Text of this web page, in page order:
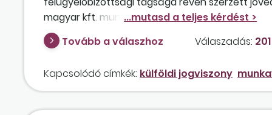
magyar kft. munkaviszonyban álló ügyvezetője,
Tovább a válaszhoz
Válaszadás:
Kapcsolódó címkék: külföldi jogviszony